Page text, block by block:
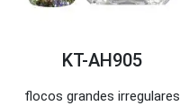
KT-AH905
flocos grandes irregulares